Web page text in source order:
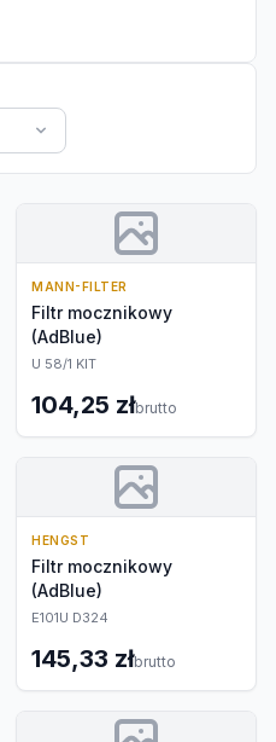
MANN-FILTER
Filtr mocznikowy
(AdBlue)
U 58/1 KIT
104,25 złbrutto
HENGST
Filtr mocznikowy
(AdBlue)
E101U D324
145,33 złbrutto